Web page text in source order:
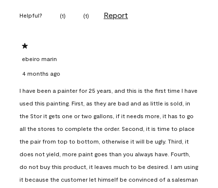
Helpful? (1) (1) Report
1 out of 5 stars.
ebeiro marin
4 months ago
I have been a painter for 25 years, and this is the first time I have
used this painting. First, as they are bad and as little is sold, in
the Stor it gets one or two gallons, if it needs more, it has to go
all the stores to complete the order. Second, it is time to place
the pair from top to bottom, otherwise it will be ugly. Third, it
does not yield, more paint goes than you always have. Fourth,
do not buy this product, it leaves much to be desired. I am using
it because the customer let himself be convinced of a salesman